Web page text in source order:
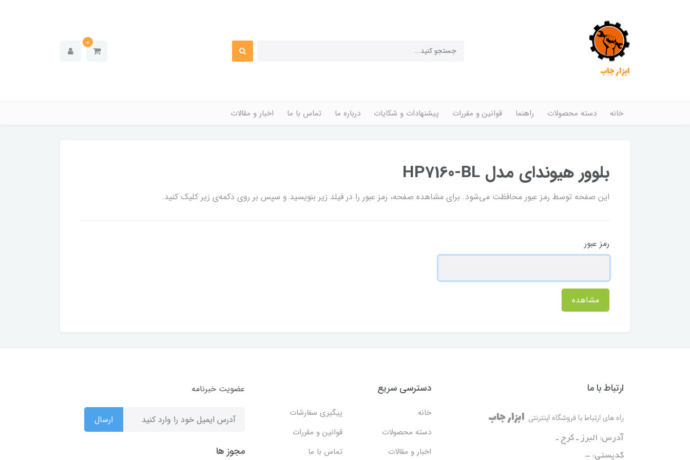
ابزار جاب
0
خانه دسته محصولات راهنما قوانین و مقررات پیشنهادات و شکایات درباره ما تماس با ما اخبار و مقالات
بلوور هیوندای مدل HP7160-BL
این صفحه توسط رمز عبور محافظت می‌شود. برای مشاهده صفحه، رمز عبور را در فیلد زیر بنویسید و سپس بر روی دکمه‌ی زیر کلیک کنید.
رمز عبور
مشاهده
ارتباط با ما
راه های ارتباط با فروشگاه اینترنتی ابزار جاب
آدرس: البرز ـ کرج ـ
کدپستی: -
دسترسی سریع
خانه
پیگیری سفارشات
دسته محصولات
قوانین و مقررات
اخبار و مقالات
تماس با ما
عضویت خبرنامه
ارسال
مجوز ها